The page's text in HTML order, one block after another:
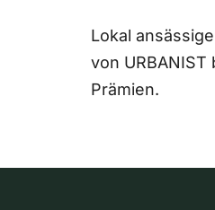
Lokal
von
Prämien.